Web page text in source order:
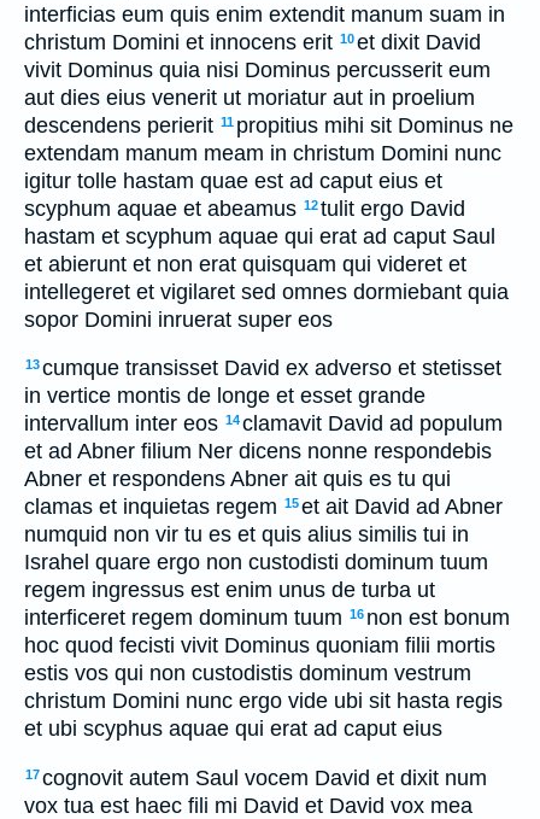
interficias eum quis enim extendit manum suam in
christum Domini et innocens erit 10et dixit David
vivit Dominus quia nisi Dominus percusserit eum
aut dies eius venerit ut moriatur aut in proelium
descendens perierit 11 propitius mihi sit Dominus ne
extendam manum meam in christum Domini nunc
igitur tolle hastam quae est ad caput eius et
scyphum aquae et abeamus 12tulit ergo David
hastam et scyphum aquae qui erat ad caput Saul
et abierunt et non erat quisquam qui videret et
intellegeret et vigilaret sed omnes dormiebant quia
sopor Domini inruerat super eos
13cumque transisset David ex adverso et stetisset
in vertice montis de longe et esset grande
intervallum inter eos 14clamavit David ad populum
et ad Abner filium Ner dicens nonne respondebis
Abner et respondens Abner ait quis es tu qui
clamas et inquietas regem 15et ait David ad Abner
numquid non vir tu es et quis alius similis tui in
Israhel quare ergo non custodisti dominum tuum
regem ingressus est enim unus de turba ut
interficeret regem dominum tuum 16 non est bonum
hoc quod fecisti vivit Dominus quoniam filii mortis
estis vos qui non custodistis dominum vestrum
christum Domini nunc ergo vide ubi sit hasta regis
et ubi scyphus aquae qui erat ad caput eius
17cognovit autem Saul vocem David et dixit num
vox tua est haec fili mi David et David vox mea